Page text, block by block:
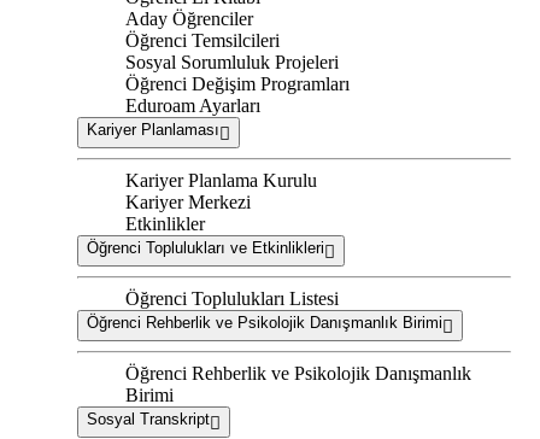
Aday Öğrenciler
Öğrenci Temsilcileri
Sosyal Sorumluluk Projeleri
Öğrenci Değişim Programları
Eduroam Ayarları
Kariyer Planlaması
Kariyer Planlama Kurulu
Kariyer Merkezi
Etkinlikler
Öğrenci Toplulukları ve Etkinlikleri
Öğrenci Toplulukları Listesi
Öğrenci Rehberlik ve Psikolojik Danışmanlık Birimi
Öğrenci Rehberlik ve Psikolojik Danışmanlık
Birimi
Sosyal Transkript